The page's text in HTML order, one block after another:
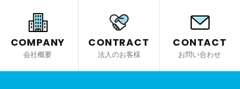
COMPANY
会社概要
CONTRACT
法人のお客様
CONTACT
お問い合わせ